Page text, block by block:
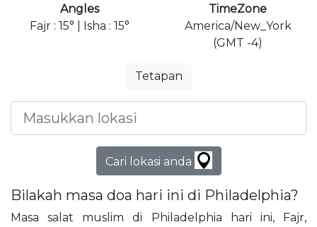
Angles
Fajr : 15° | Isha : 15°
TimeZone
America/New_York
(GMT -4)
Tetapan
Cari lokasi anda
Bilakah masa doa hari ini di Philadelphia?
Masa salat muslim di Philadelphia hari ini, Fajr,